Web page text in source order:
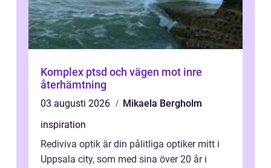
Komplex ptsd och vägen mot inre
återhämtning
03 augusti 2026
Mikaela Bergholm
inspiration
Rediviva optik är din pålitliga optiker mitt i
Uppsala city, som med sina över 20 år i